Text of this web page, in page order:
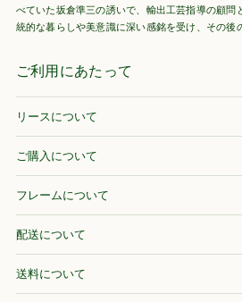
べていた坂倉準三の誘いで、輸出工芸指導の顧問
統的な暮らしや美意識に深い感銘を受け、その後
ご利用にあたって
リースについて
ご購入について
フレームについて
配送について
送料について